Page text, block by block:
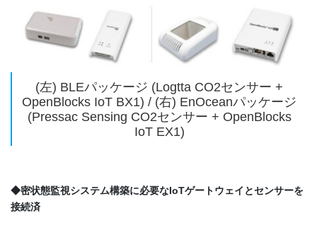
(左) BLEパッケージ (Logtta CO2センサー +
OpenBlocks IoT BX1) / (右) EnOceanパッケージ
(Pressac Sensing CO2センサー + OpenBlocks
IoT EX1)
◆密状態監視システム構築に必要なIoTゲートウェイとセンサーを
接続済